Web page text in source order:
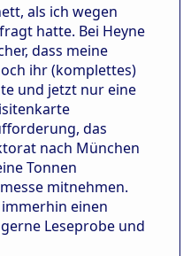
als ich wegen
hatte. Bei Heyne
dass meine
ihr (komplettes)
und jetzt nur eine
das
nach München
Tonnen
mitnehmen.
einen
Leseprobe und